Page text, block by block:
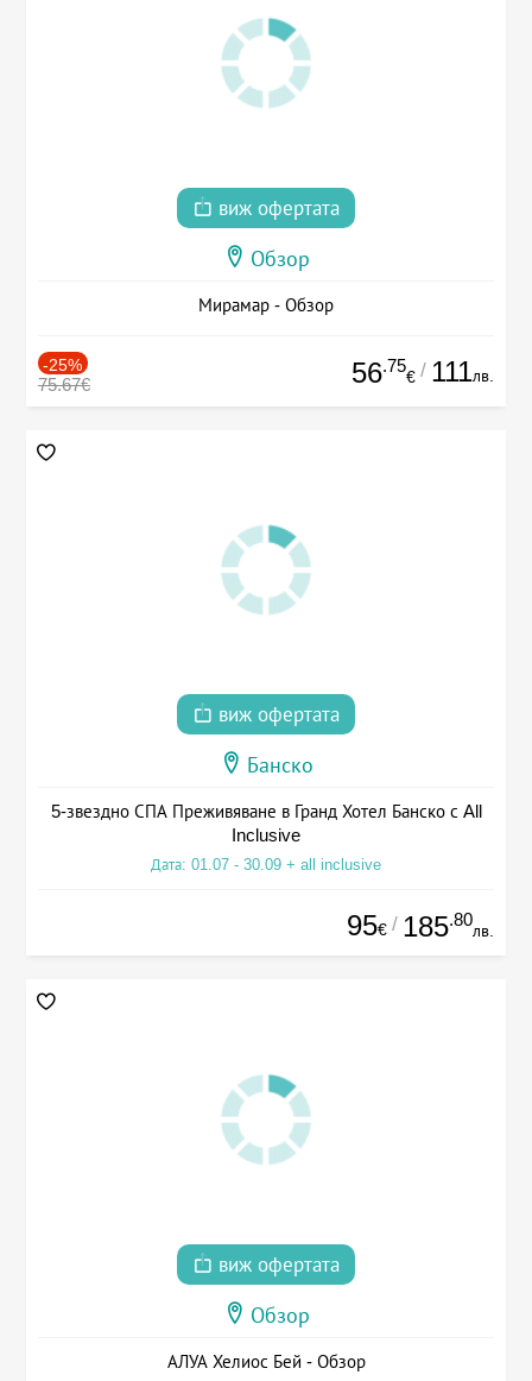
виж офертата
Обзор
Мирамар - Обзор
-25%
75.67€ 56.75
€ / 111лв.
виж офертата
Банско
5-звездно СПА Преживяване в Гранд Хотел Банско с All
Inclusive
Дата: 01.07 - 30.09 + all inclusive
95€ / 185.80
лв.
виж офертата
Обзор
АЛУА Хелиос Бей - Обзор